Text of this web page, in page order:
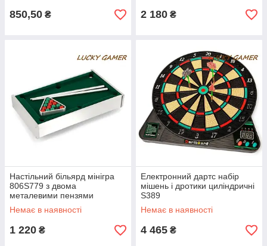
850,50 ₴ 2 180 ₴
Настільний більярд мінігра
806S779 з двома
металевими пензями
Немає в наявності
1 220 ₴
Електронний дартс набір
мішень і дротики циліндричні
S389
Немає в наявності
4 465 ₴